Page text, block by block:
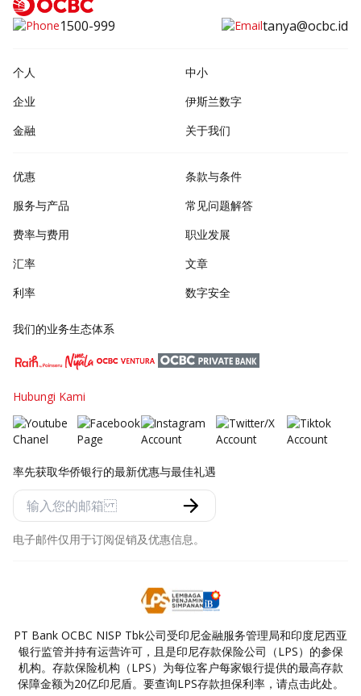
1500-999 tanya@ocbc.id
个人
中小
企业
伊斯兰数字
金融
关于我们
优惠
服务与产品
费率与费用
汇率
利率
条款与条件
常见问题解答
职业发展
文章
数字安全
我们的业务生态体系
Hubungi Kami
率先获取华侨银行的最新优惠与最佳礼遇
电子邮件仅用于订阅促销及优惠信息。
PT Bank OCBC NISP Tbk公司受印尼金融服务管理局和印度尼西亚
银行监管并持有运营许可，且是印尼存款保险公司（LPS）的参保
机构。存款保险机构（LPS）为每位客户每家银行提供的最高存款
保障金额为20亿印尼盾。要查询LPS存款担保利率，请点击此处。